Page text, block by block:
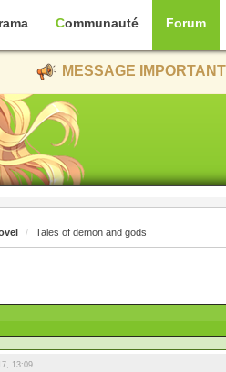
Drama Communauté Forum
MESSAGE
Tales of demon and gods
13:09.